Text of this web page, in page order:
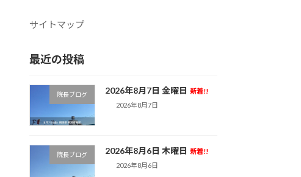
サイトマップ
最近の投稿
院長ブログ 2026年8月7日 金曜日 新着!!
2026年8月7日
院長ブログ 2026年8月6日 木曜日 新着!!
2026年8月6日